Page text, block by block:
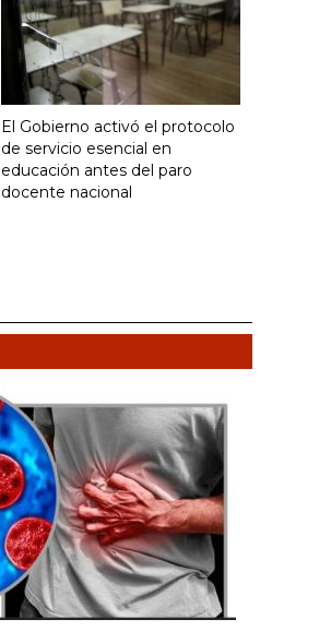
El Gobierno activó el protocolo
de servicio esencial en
educación antes del paro
docente nacional